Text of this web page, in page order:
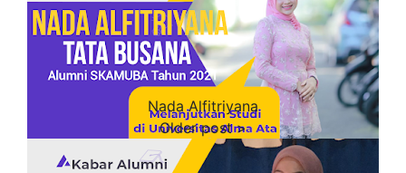
Nada Alfitriyana